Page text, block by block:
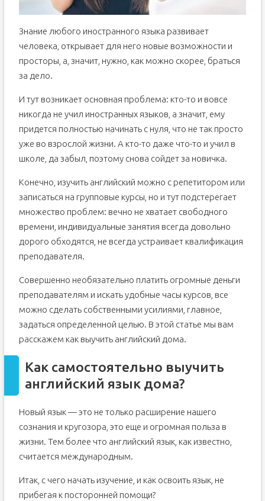
Знание любого иностранного языка развивает
человека, открывает для него новые возможности и
просторы, а, значит, нужно, как можно скорее, браться
за дело.
И тут возникает основная проблема: кто-то и вовсе
никогда не учил иностранных языков, а значит, ему
придется полностью начинать с нуля, что не так просто
уже во взрослой жизни. А кто-то даже что-то и учил в
школе, да забыл, поэтому снова сойдет за новичка.
Конечно, изучить английский можно с репетитором или
записаться на групповые курсы, но и тут подстерегает
множество проблем: вечно не хватает свободного
времени, индивидуальные занятия всегда довольно
дорого обходятся, не всегда устраивает квалификация
преподавателя.
Совершенно необязательно платить огромные деньги
преподавателям и искать удобные часы курсов, все
можно сделать собственными усилиями, главное,
задаться определенной целью. В этой статье мы вам
расскажем как выучить английский дома.
Как самостоятельно выучить
английский язык дома?
Новый язык — это не только расширение нашего
сознания и кругозора, это еще и огромная польза в
жизни. Тем более что английский язык, как известно,
считается международным.
Итак, с чего начать изучение, и как освоить язык, не
прибегая к посторонней помощи?